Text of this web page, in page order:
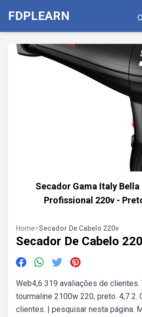
FDPLEARN
Secador Gama Italy
Profissional 220v -
Home>Secador De Cabelo 220v
Secador De Cabelo
Web4,6 319 avaliações de
tourmaline 2100w 220, preto. 4,7 2.
clientes. | pesquisar nesta página.